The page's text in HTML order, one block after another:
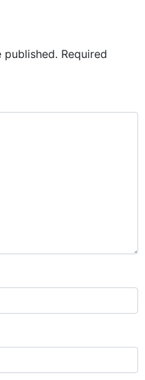
published. Required